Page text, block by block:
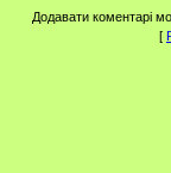
Додавати коментарі
[